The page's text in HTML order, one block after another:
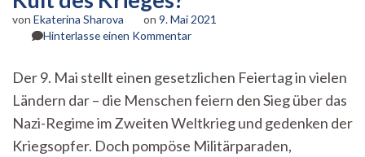
von Ekaterina Sharova on 9. Mai 2021
Hinterlasse einen Kommentarzu
09.Mai
–
historischer
Gedenktag
oder
Der 9. Mai stellt einen gesetzlichen Feiertag in vielen
Ländern dar – die Menschen feiern den Sieg über das
Nazi-Regime im Zweiten Weltkrieg und gedenken der
Kriegsopfer. Doch pompöse Militärparaden,